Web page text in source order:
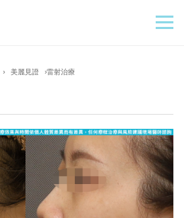
› 美麗見證 ›雷射治療